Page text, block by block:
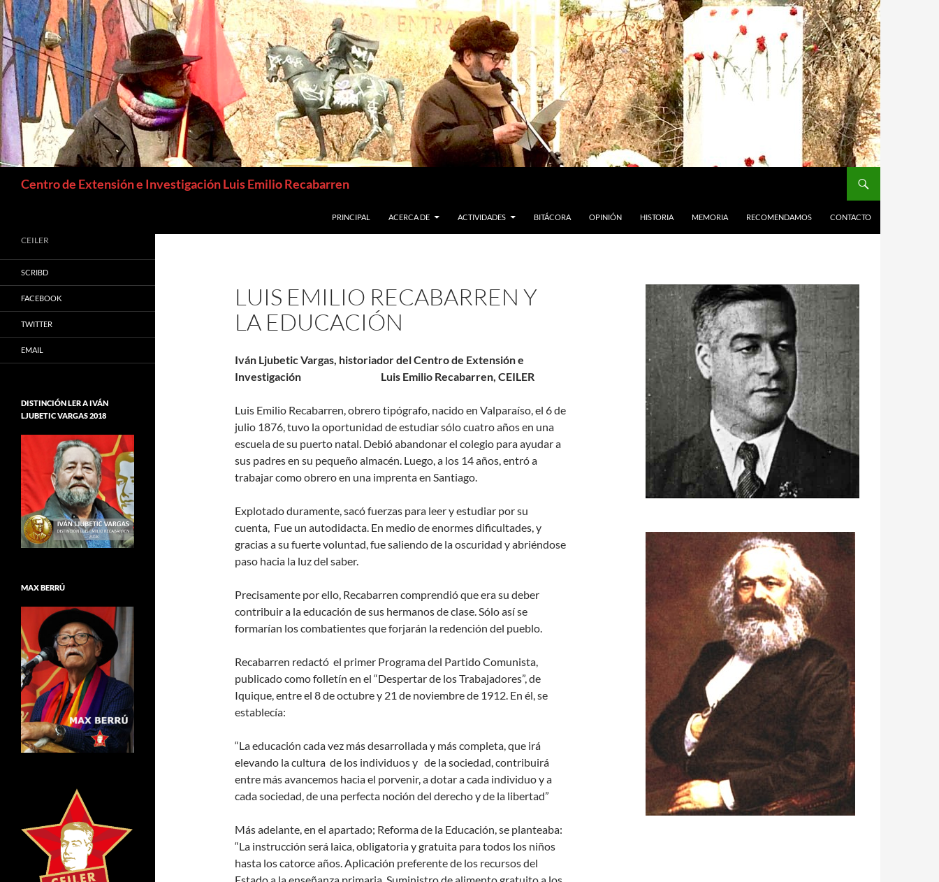
Centro de Extensión e Investigación Luis Emilio Recabarren
PRINCIPAL
ACERCA DE ACTIVIDADES BITÁCORA OPINIÓN HISTORIA MEMORIA RECOMENDAMOS CONTACTO
LUIS EMILIO RECABARREN Y
LA EDUCACIÓN
Iván Ljubetic Vargas, historiador del Centro de Extensión e
Investigación Luis Emilio Recabarren, CEILER
Luis Emilio Recabarren, obrero tipógrafo, nacido en Valparaíso, el 6 de
julio 1876, tuvo la oportunidad de estudiar sólo cuatro años en una
escuela de su puerto natal. Debió abandonar el colegio para ayudar a
sus padres en su pequeño almacén. Luego, a los 14 años, entró a
trabajar como obrero en una imprenta en Santiago.
Explotado duramente, sacó fuerzas para leer y estudiar por su
cuenta, Fue un autodidacta. En medio de enormes dificultades, y
gracias a su fuerte voluntad, fue saliendo de la oscuridad y abriéndose
paso hacia la luz del saber.
Precisamente por ello, Recabarren comprendió que era su deber
contribuir a la educación de sus hermanos de clase. Sólo así se
formarían los combatientes que forjarán la redención del pueblo.
Recabarren redactó el primer Programa del Partido Comunista,
publicado como folletín en el “Despertar de los Trabajadores”, de
Iquique, entre el 8 de octubre y 21 de noviembre de 1912. En él, se
establecía:
“La educación cada vez más desarrollada y más completa, que irá
elevando la cultura de los individuos y de la sociedad, contribuirá
entre más avancemos hacia el porvenir, a dotar a cada individuo y a
cada sociedad, de una perfecta noción del derecho y de la libertad”
Más adelante, en el apartado; Reforma de la Educación, se planteaba:
“La instrucción será laica, obligatoria y gratuita para todos los niños
hasta los catorce años. Aplicación preferente de los recursos del
CEILER
SCRIBD
FACEBOOK
TWITTER
EMAIL
DISTINCIÓN LER A IVÁN
LJUBETIC VARGAS 2018
MAX BERRÚ